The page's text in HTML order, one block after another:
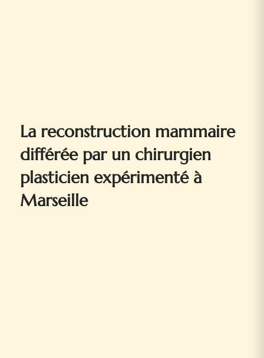
La reconstruction mammaire
différée par un chirurgien
plasticien expérimenté à
Marseille